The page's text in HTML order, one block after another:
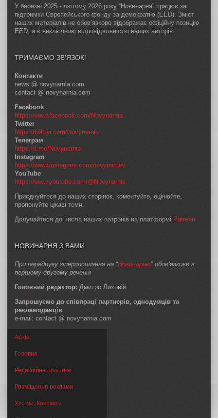
У березні 2025 - лютому 2026 року “Новинарня” працює за
підтримки Європейського фонду за демократію (EED). Зміст
наших матеріалів не обов’язково відображає офіційну позицію
EED, а є виключною відповідальністю наших авторів.
ТРИМАЄМО ЗВ’ЯЗОК!
Контакти
news @ novynarnia.com
contact @ novynarnia.com
Facebook
https://www.facebook.com/Novynarnia
Twitter
https://twitter.com/Novynarnia
Телеграм
https://t.me/Novynarnia
Instagram
https://www.instagram.com/novynarnia/
YouTube
https://www.youtube.com/@Novynarnia
Приєднуйтеся до наших сторінок, коментуйте, оцінюйте,
пропонуйте цікаві теми.
Долучайтеся до числа наших патронів на платформі Patreon
НОВИНАРНЯ З ВАМИ
При передруку гіперпосилання на “Новинарню” обов’язкове в
першому-другому реченні
Головний редактор: Дмитро Лиховій
Запрошуємо до співпраці партнерів, однодумців та
рекламодавців
e-mail: contact @ novynarnia.com
Архів
Головна
Редакційна політика
Розміщення реклами
Хто ми. Контакти